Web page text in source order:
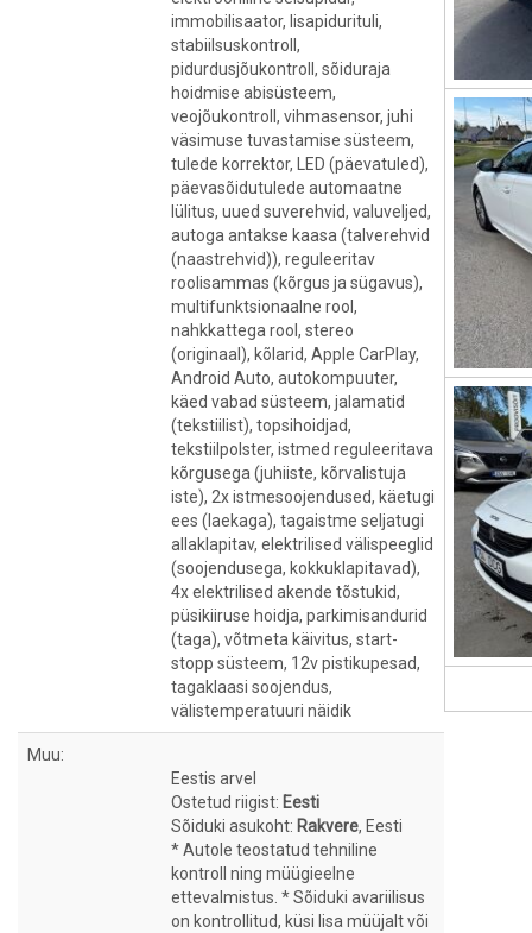
immobilisaator, lisapidurituli,
stabiilsuskontroll,
pidurdusjõukontroll, sõiduraja
hoidmise abisüsteem,
veojõukontroll, vihmasensor, juhi
väsimuse tuvastamise süsteem,
tulede korrektor, LED (päevatuled),
päevasõidutulede automaatne
lülitus, uued suverehvid, valuveljed,
autoga antakse kaasa (talverehvid
(naastrehvid)), reguleeritav
roolisammas (kõrgus ja sügavus),
multifunktsionaalne rool,
nahkkattega rool, stereo
(originaal), kõlarid, Apple CarPlay,
Android Auto, autokompuuter,
käed vabad süsteem, jalamatid
(tekstiilist), topsihoidjad,
tekstiilpolster, istmed reguleeritava
kõrgusega (juhiiste, kõrvalistuja
iste), 2x istmesoojendused, käetugi
ees (laekaga), tagaistme seljatugi
allaklapitav, elektrilised välispeeglid
(soojendusega, kokkuklapitavad),
4x elektrilised akende tõstukid,
püsikiiruse hoidja, parkimisandurid
(taga), võtmeta käivitus, start-
stopp süsteem, 12v pistikupesad,
tagaklaasi soojendus,
välistemperatuuri näidik
Muu:
Eestis arvel
Ostetud riigist: Eesti
Sõiduki asukoht: Rakvere, Eesti
* Autole teostatud tehniline
kontroll ning müügieelne
ettevalmistus. * Sõiduki avariilisus
on kontrollitud, küsi lisa müüjalt või